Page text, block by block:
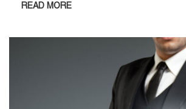
READ MORE